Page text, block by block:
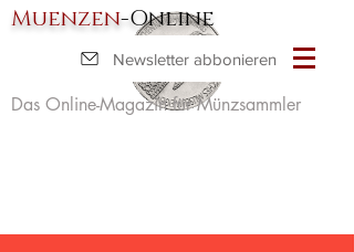
Muenzen-Online
Das Online-Magazin für Münzsammler
Newsletter abbonieren